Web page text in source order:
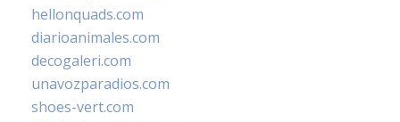
hellonquads.com
diarioanimales.com
decogaleri.com
unavozparadios.com
shoes-vert.com